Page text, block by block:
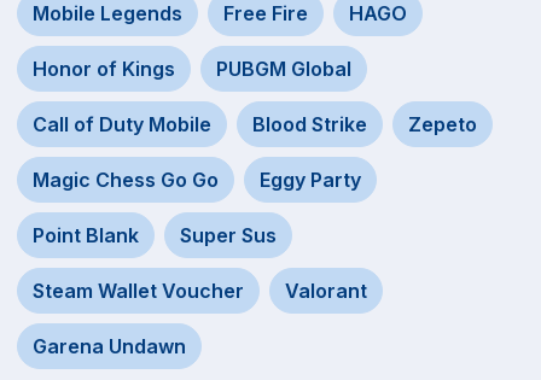
Mobile Legends Free Fire HAGO
Honor of Kings PUBGM Global
Call of Duty Mobile Blood Strike Zepeto
Magic Chess Go Go Eggy Party
Point Blank Super Sus
Steam Wallet Voucher Valorant
Garena Undawn